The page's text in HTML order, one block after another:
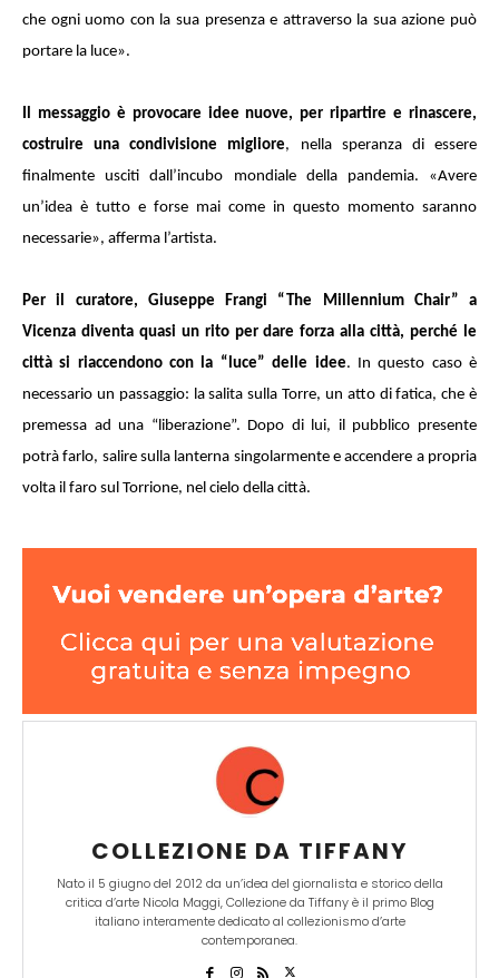
che ogni uomo con la sua presenza e attraverso la sua azione può
portare la luce».
Il messaggio è provocare idee nuove, per ripartire e rinascere,
costruire una condivisione migliore, nella speranza di essere
finalmente usciti dall’incubo mondiale della pandemia. «Avere
un’idea è tutto e forse mai come in questo momento saranno
necessarie», afferma l’artista.
Per il curatore, Giuseppe Frangi “The Millennium Chair” a
Vicenza diventa quasi un rito per dare forza alla città, perché le
città si riaccendono con la “luce” delle idee. In questo caso è
necessario un passaggio: la salita sulla Torre, un atto di fatica, che è
premessa ad una “liberazione”. Dopo di lui, il pubblico presente
potrà farlo, salire sulla lanterna singolarmente e accendere a propria
volta il faro sul Torrione, nel cielo della città.
COLLEZIONE DA TIFFANY
Nato il 5 giugno del 2012 da un’idea del giornalista e storico della
critica d’arte Nicola Maggi, Collezione da Tiffany è il primo Blog
italiano interamente dedicato al collezionismo d’arte
contemporanea.